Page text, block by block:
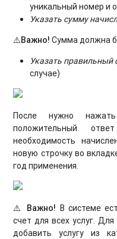
уникальный номер и
Указать сумму
⚠️Важно! Сумма должна
Указать правильный
случае)
После нужно
положительный
необходимость
новую строчку во
год применения.
⚠️ Важно! В системе
счет для всех услуг.
добавить услугу из